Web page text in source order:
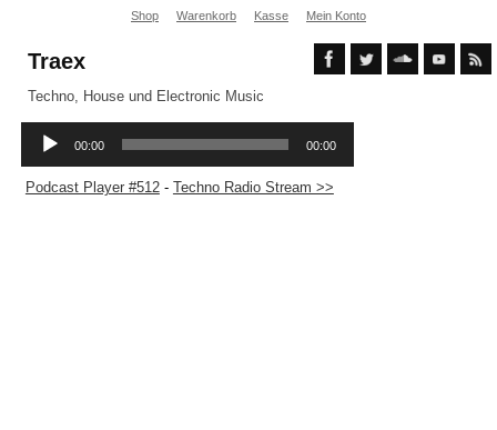
Shop Warenkorb Kasse Mein Konto
Traex
Techno, House und Electronic Music
Podcast Player #512- Techno Radio Stream >>